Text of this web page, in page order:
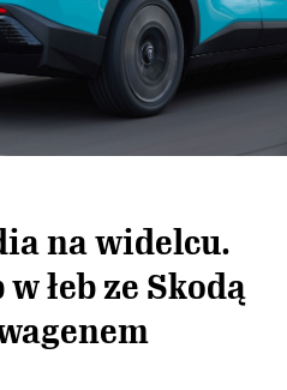
na widelcu.
łeb ze Skodą